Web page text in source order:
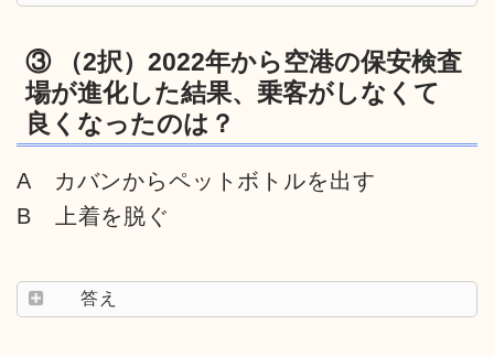
③ （2択）2022年から空港の保安検査
場が進化した結果、乗客がしなくて
良くなったのは？
A カバンからペットボトルを出す
B 上着を脱ぐ
答え